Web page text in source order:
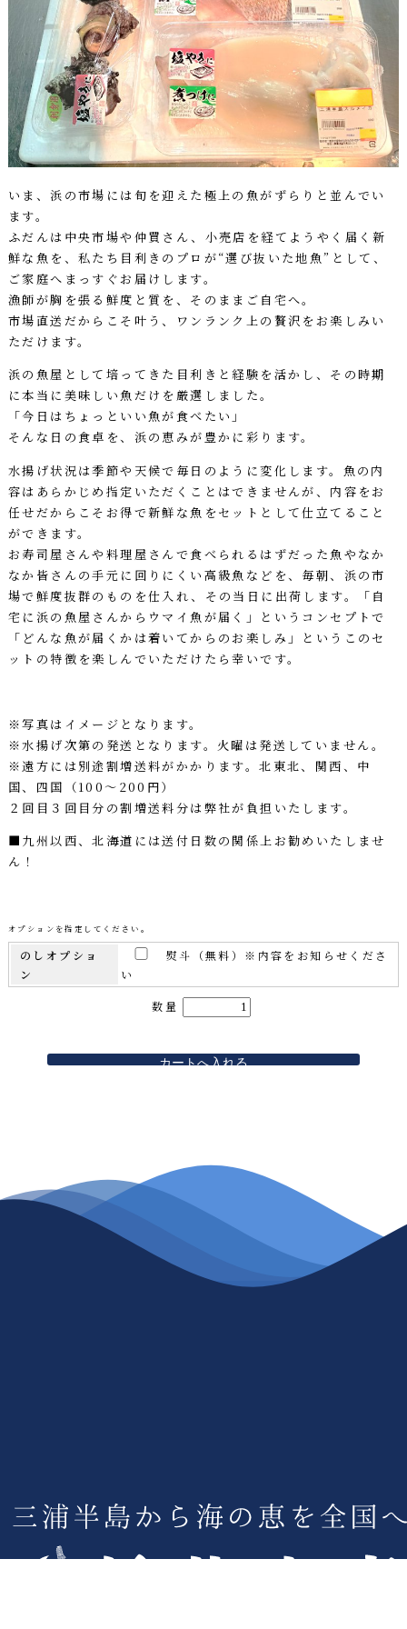
いま、浜の市場には旬を迎えた極上の魚がずらりと並んでい
ます。
ふだんは中央市場や仲買さん、小売店を経てようやく届く新
鮮な魚を、私たち目利きのプロが“選び抜いた地魚”として、
ご家庭へまっすぐお届けします。
漁師が胸を張る鮮度と質を、そのままご自宅へ。
市場直送だからこそ叶う、ワンランク上の贅沢をお楽しみい
ただけます。
浜の魚屋として培ってきた目利きと経験を活かし、その時期
に本当に美味しい魚だけを厳選しました。
「今日はちょっといい魚が食べたい」
そんな日の食卓を、浜の恵みが豊かに彩ります。
水揚げ状況は季節や天候で毎日のように変化します。魚の内
容はあらかじめ指定いただくことはできませんが、内容をお
任せだからこそお得で新鮮な魚をセットとして仕立てること
ができます。
お寿司屋さんや料理屋さんで食べられるはずだった魚やなか
なか皆さんの手元に回りにくい高級魚などを、毎朝、浜の市
場で鮮度抜群のものを仕入れ、その当日に出荷します。「自
宅に浜の魚屋さんからウマイ魚が届く」というコンセプトで
「どんな魚が届くかは着いてからのお楽しみ」というこのセ
ットの特徴を楽しんでいただけたら幸いです。
※写真はイメージとなります。
※水揚げ次第の発送となります。火曜は発送していません。
※遠方には別途割増送料がかかります。北東北、関西、中
国、四国（100～200円）
２回目３回目分の割増送料分は弊社が負担いたします。
■九州以西、北海道には送付日数の関係上お勧めいたしませ
ん！
オプションを指定してください。
のしオプショ
ン
熨斗（無料）※内容をお知らせくださ
い
数量